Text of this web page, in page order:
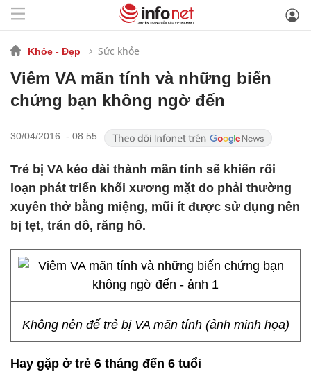
Khỏe - Đẹp Sức khỏe
Viêm VA mãn tính và những biến
chứng bạn không ngờ đến
30/04/2016 - 08:55
Trẻ bị VA kéo dài thành mãn tính sẽ khiến rối
loạn phát triển khối xương mặt do phải thường
xuyên thở bằng miệng, mũi ít được sử dụng nên
bị tẹt, trán dô, răng hô.
Không nên để trẻ bị VA mãn tính (ảnh minh họa)
Hay gặp ở trẻ 6 tháng đến 6 tuổi